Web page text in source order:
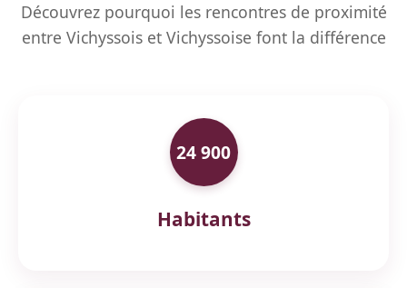
Découvrez pourquoi les rencontres de proximité
entre Vichyssois et Vichyssoise font la différence
24 900
Habitants